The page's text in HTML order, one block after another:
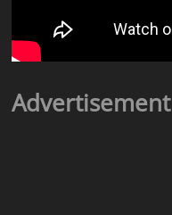
Advertisement